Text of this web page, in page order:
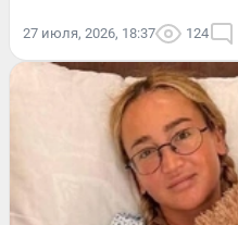
27 июля, 2026, 18:37 124